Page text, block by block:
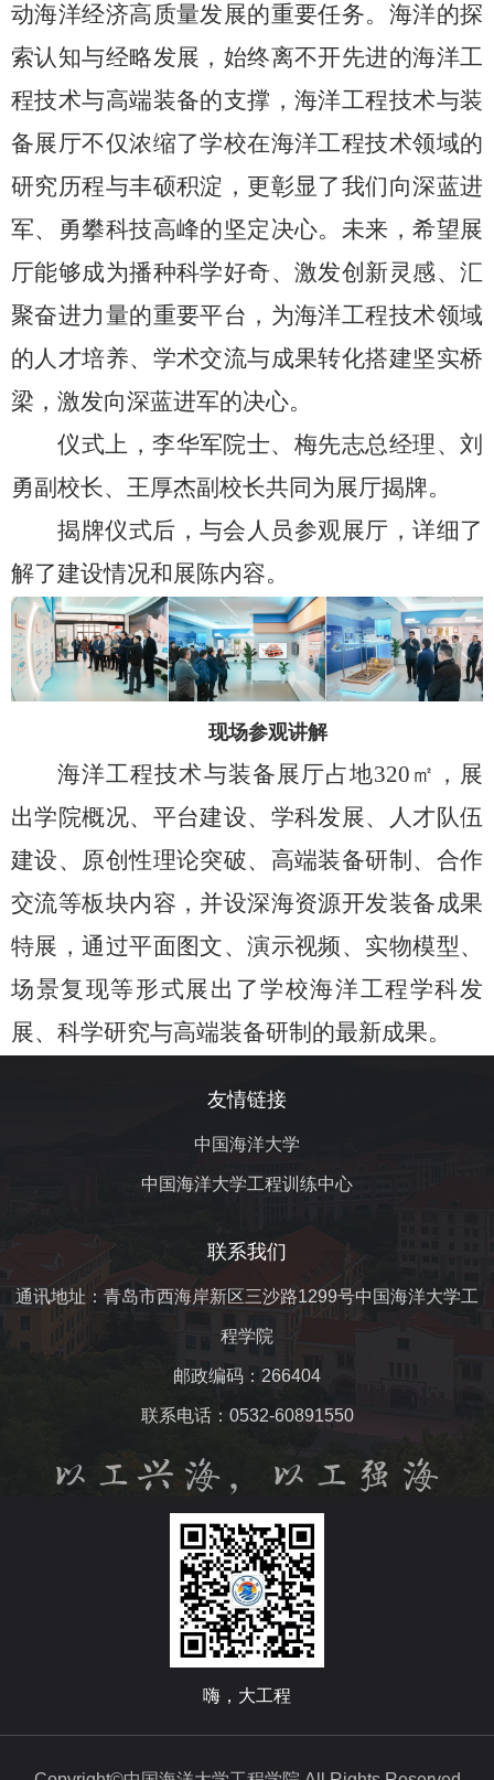
动海洋经济高质量发展的重要任务。海洋的探
索认知与经略发展，始终离不开先进的海洋工
程技术与高端装备的支撑，海洋工程技术与装
备展厅不仅浓缩了学校在海洋工程技术领域的
研究历程与丰硕积淀，更彰显了我们向深蓝进
军、勇攀科技高峰的坚定决心。未来，希望展
厅能够成为播种科学好奇、激发创新灵感、汇
聚奋进力量的重要平台，为海洋工程技术领域
的人才培养、学术交流与成果转化搭建坚实桥
梁，激发向深蓝进军的决心。
仪式上，李华军院士、梅先志总经理、刘
勇副校长、王厚杰副校长共同为展厅揭牌。
揭牌仪式后，与会人员参观展厅，详细了
解了建设情况和展陈内容。
现场参观讲解
海洋工程技术与装备展厅占地320 ㎡，展
出学院概况、平台建设、学科发展、人才队伍
建设、原创性理论突破、高端装备研制、合作
交流等板块内容，并设深海资源开发装备成果
特展，通过平面图文、演示视频、实物模型、
场景复现等形式展出了学校海洋工程学科发
展、科学研究与高端装备研制的最新成果。
友情链接
中国海洋大学
中国海洋大学工程训练中心
联系我们
通讯地址：青岛市西海岸新区三沙路1299号中国海洋大学工
程学院
邮政编码：266404
联系电话：0532-60891550
嗨，大工程